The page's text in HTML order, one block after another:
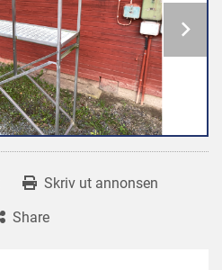
Skriv ut annonsen
Share